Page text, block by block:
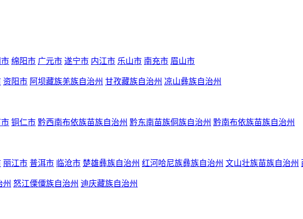
绵阳市 广元市 遂宁市 内江市 乐山市 南充市 眉山市
资阳市 阿坝藏族羌族自治州 甘孜藏族自治州 凉山彝族自治州
铜仁市 黔西南布依族苗族自治州 黔东南苗族侗族自治州 黔南布依族苗族自治州
丽江市 普洱市 临沧市 楚雄彝族自治州 红河哈尼族彝族自治州 文山壮族苗族自治州
州 怒江傈僳族自治州 迪庆藏族自治州